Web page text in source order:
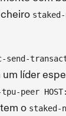
send-
líder
peer
o staked-